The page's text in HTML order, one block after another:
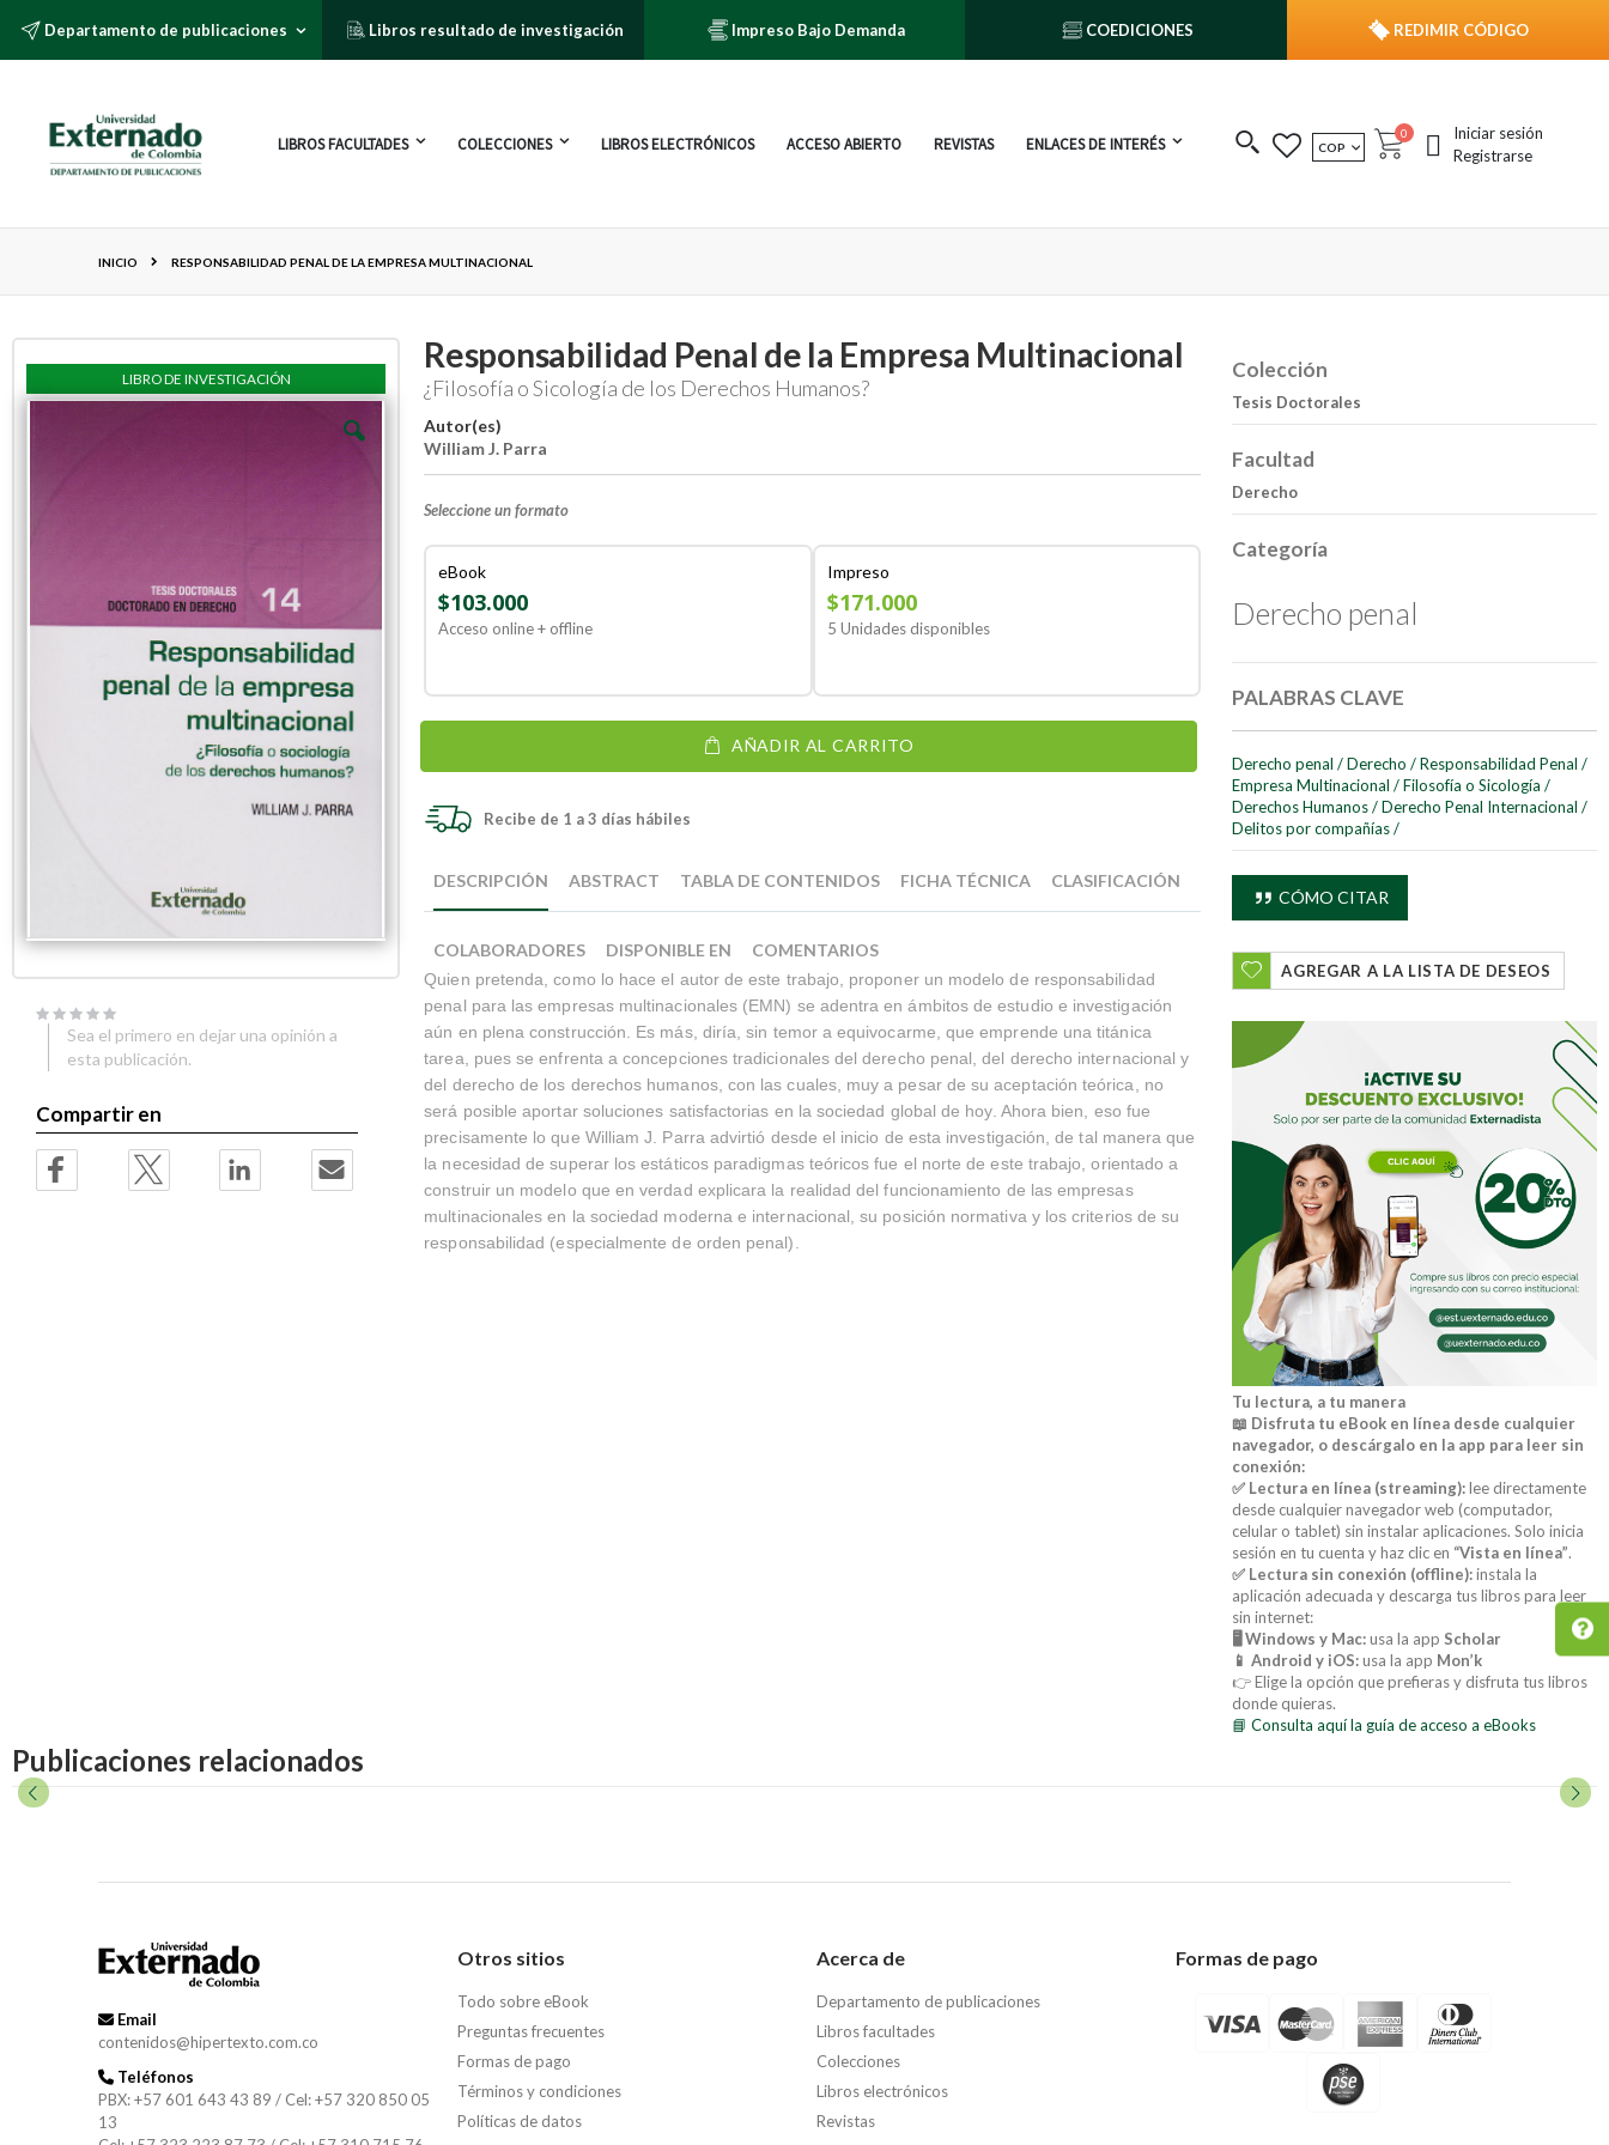
Departamento de publicaciones Libros resultado de investigación Impreso Bajo Demanda COEDICIONES REDIMIR CÓDIGO
LIBROS FACULTADES COLECCIONES LIBROS ELECTRÓNICOS ACCESO ABIERTO REVISTAS ENLACES DE INTERÉS MONEDA
COP Cart
0 publicacionesIniciar sesión
Registrarse
INICIO RESPONSABILIDAD PENAL DE LA EMPRESA MULTINACIONAL
Responsabilidad Penal de la Empresa Multinacional
¿Filosofía o Sicología de los Derechos Humanos?
Autor(es)
William J. Parra
Seleccione un formato
eBook
$103.000
Acceso online + offline
Impreso
$171.000
5 Unidades disponibles
AÑADIR AL CARRITO
Recibe de 1 a 3 días hábiles
to
end
the
images
gallery
to
beginning
the
images
gallery
DESCRIPCIÓN
Quien pretenda, como lo hace el autor de este trabajo, proponer un modelo de responsabilidad
penal para las empresas multinacionales (EMN) se adentra en ámbitos de estudio e investigación
aún en plena construcción. Es más, diría, sin temor a equivocarme, que emprende una titánica
tarea, pues se enfrenta a concepciones tradicionales del derecho penal, del derecho internacional y
del derecho de los derechos humanos, con las cuales, muy a pesar de su aceptación teórica, no
será posible aportar soluciones satisfactorias en la sociedad global de hoy. Ahora bien, eso fue
precisamente lo que William J. Parra advirtió desde el inicio de esta investigación, de tal manera que
la necesidad de superar los estáticos paradigmas teóricos fue el norte de este trabajo, orientado a
construir un modelo que en verdad explicara la realidad del funcionamiento de las empresas
multinacionales en la sociedad moderna e internacional, su posición normativa y los criterios de su
responsabilidad (especialmente de orden penal).
ABSTRACT TABLA DE CONTENIDOS FICHA TÉCNICA CLASIFICACIÓN
COLABORADORES DISPONIBLE EN COMENTARIOS
LIBRO DE INVESTIGACIÓN
Sea el primero en dejar una opinión a
esta publicación.
Compartir en
Colección
Tesis Doctorales
Facultad
Derecho
Categoría
Derecho penal
PALABRAS CLAVE
Derecho penal / Derecho / Responsabilidad Penal /
Empresa Multinacional / Filosofía o Sicología /
Derechos Humanos / Derecho Penal Internacional /
Delitos por compañías /
CÓMO CITAR
AGREGAR A LA LISTA DE DESEOS
Tu lectura, a tu manera
📖 Disfruta tu eBook en línea desde cualquier
navegador, o descárgalo en la app para leer sin
conexión:
✅ Lectura en línea (streaming):lee directamente
desde cualquier navegador web (computador,
celular o tablet) sin instalar aplicaciones. Solo inicia
sesión en tu cuenta y haz clic en “Vista en línea”.
✅ Lectura sin conexión (offline):instala la
aplicación adecuada y descarga tus libros para leer
sin internet:
🖥️ Windows y Mac:usa la app Scholar
📱 Android y iOS:usa la app Mon’k
👉 Elige la opción que prefieras y disfruta tus libros
donde quieras.
📘 Consulta aquí la guía de acceso a eBooks
Publicaciones relacionados
Email
contenidos@hipertexto.com.co
Teléfonos
PBX: +57 601 643 43 89 / Cel: +57 320 850 05
13
Otros sitios
Todo sobre eBook
Preguntas frecuentes
Formas de pago
Términos y condiciones
Políticas de datos
Acerca de
Departamento de publicaciones
Libros facultades
Colecciones
Libros electrónicos
Revistas
Formas de pago